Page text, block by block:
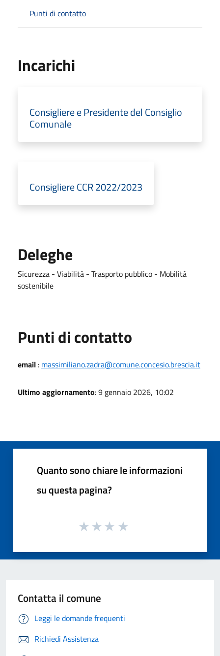
Punti di contatto
Incarichi
Consigliere e Presidente del Consiglio
Comunale
Consigliere CCR 2022/2023
Deleghe
Sicurezza - Viabilità - Trasporto pubblico - Mobilità
sostenibile
Punti di contatto
email : massimiliano.zadra@comune.concesio.brescia.it
Ultimo aggiornamento: 9 gennaio 2026, 10:02
Quanto sono chiare le informazioni
su questa pagina?
Contatta il comune
Leggi le domande frequenti
Richiedi Assistenza